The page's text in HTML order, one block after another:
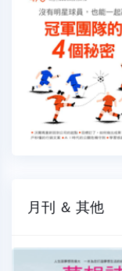
月刊 ＆ 其他